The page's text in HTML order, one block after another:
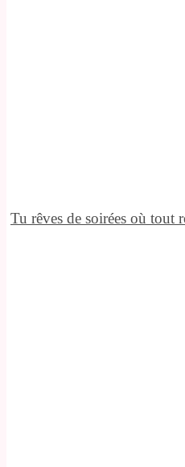
Tu rêves de soirées où tout